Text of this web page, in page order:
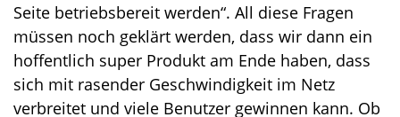
Seite betriebsbereit werden“. All diese Fragen
müssen noch geklärt werden, dass wir dann ein
hoffentlich super Produkt am Ende haben, dass
sich mit rasender Geschwindigkeit im Netz
verbreitet und viele Benutzer gewinnen kann. Ob